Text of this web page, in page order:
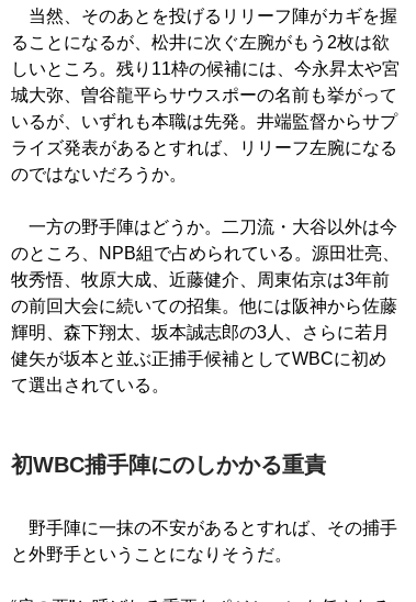
当然、そのあとを投げるリリーフ陣がカギを握
ることになるが、松井に次ぐ左腕がもう2枚は欲
しいところ。残り11枠の候補には、今永昇太や宮
城大弥、曽谷龍平らサウスポーの名前も挙がって
いるが、いずれも本職は先発。井端監督からサプ
ライズ発表があるとすれば、リリーフ左腕になる
のではないだろうか。
一方の野手陣はどうか。二刀流・大谷以外は今
のところ、NPB組で占められている。源田壮亮、
牧秀悟、牧原大成、近藤健介、周東佑京は3年前
の前回大会に続いての招集。他には阪神から佐藤
輝明、森下翔太、坂本誠志郎の3人、さらに若月
健矢が坂本と並ぶ正捕手候補としてWBCに初め
て選出されている。
初WBC捕手陣にのしかかる重責
野手陣に一抹の不安があるとすれば、その捕手
と外野手ということになりそうだ。